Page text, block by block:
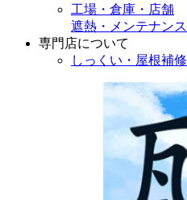
工場・倉庫・店舗
遮熱・メンテナンス
専門店について
しっくい・屋根補